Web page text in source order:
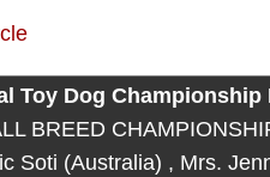
Toy Dog Championship
BREED
Soti (Australia) , Mrs.